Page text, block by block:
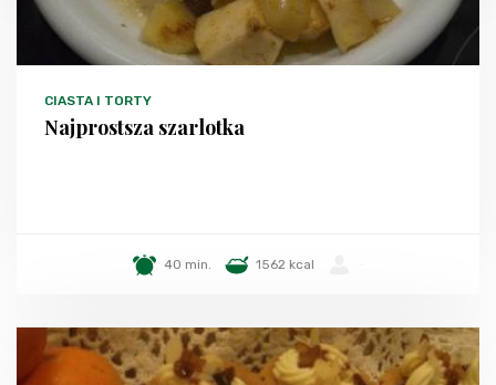
CIASTA I TORTY
Najprostsza szarlotka
40 min. 1562 kcal